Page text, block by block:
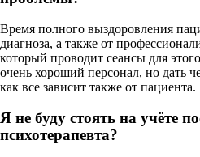
Время полного выздоровления
диагноза, а также от
который проводит сеансы для
очень хороший персонал, но дать
как все зависит также от пациента.
Я не буду стоять на учёте
психотерапевта?